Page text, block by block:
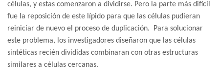
células, y estas comenzaron a dividirse. Pero la parte más difícil
fue la reposición de este lípido para que las células pudieran
reiniciar de nuevo el proceso de duplicación. Para solucionar
este problema, los investigadores diseñaron que las células
sintéticas recién divididas combinaran con otras estructuras
similares a células cercanas.